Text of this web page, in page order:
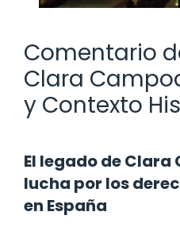
Comentario
Clara
y Contexto
El legado de
lucha por los
en España